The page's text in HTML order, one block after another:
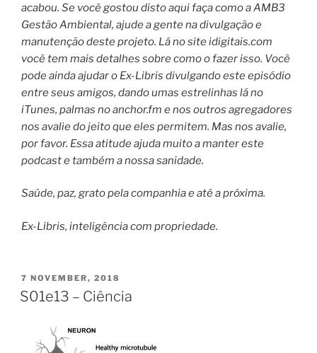
acabou. Se você gostou disto aqui faça como a AMB3
Gestão Ambiental, ajude a gente na divulgação e
manutenção deste projeto. Lá no site idigitais.com
você tem mais detalhes sobre como o fazer isso. Você
pode ainda ajudar o Ex-Libris divulgando este episódio
entre seus amigos, dando umas estrelinhas lá no
iTunes, palmas no anchor.fm e nos outros agregadores
nos avalie do jeito que eles permitem. Mas nos avalie,
por favor. Essa atitude ajuda muito a manter este
podcast e também a nossa sanidade.
Saúde, paz, grato pela companhia e até a próxima.
Ex-Libris, inteligência com propriedade.
POSTED
ON
7 NOVEMBER, 2018
S01e13 – Ciência